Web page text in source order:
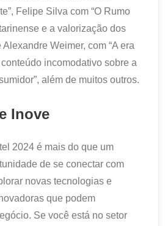
Felipe Silva com “O Rumo
e a valorização dos
Alexandre Weimer, com “A era
incomodativo sobre a
além de muitos outros.
Inove
2024 é mais do que um
de se conectar com
novas tecnologias e
que podem
Se você está no setor